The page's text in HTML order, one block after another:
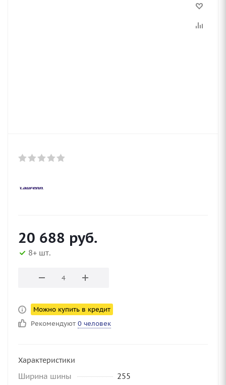
20 688 руб.
8+ шт.
Можно купить в кредит
Рекомендуют 0 человек
Характеристики
Ширина шины
255